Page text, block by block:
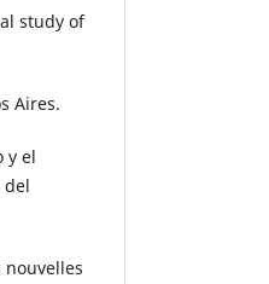
study of
Aires.
y el
del
nouvelles